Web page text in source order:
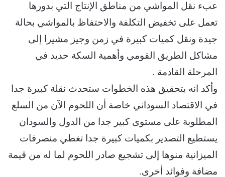
عبء نقل المواشي من مناطق الإنتاج التي بدورها
تعمل على تخفيض التكلفة والاحتفاظ بالمواشي بحالة
جيدة ونقل كميات كبيرة في زمن وجيز مشيرا إلى
مشاكل الطريق القومي وأهمية السكة حديد في
المرحلة القادمة .
وأكد انه بتحقيق هذه الخطوات ستحدث نقلة كبيرة جدا
في الاقتصاد السوداني خاصة أن اللحوم الآن من السلع
المطلوبة على مستوى كبير جدا من الدول والسودان
يستطيع التصدير بكميات كبيرة جدا تغطي منصرفات
الميزانية منوها إلى تشجيع صادر اللحوم لما له من قيمة
مضافة وفوائد أخرى.